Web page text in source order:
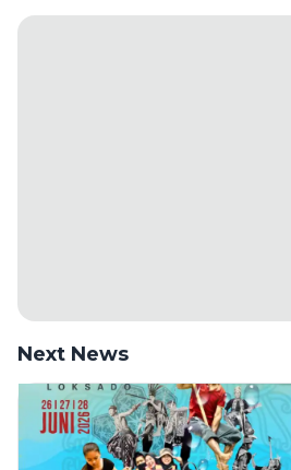
Next News